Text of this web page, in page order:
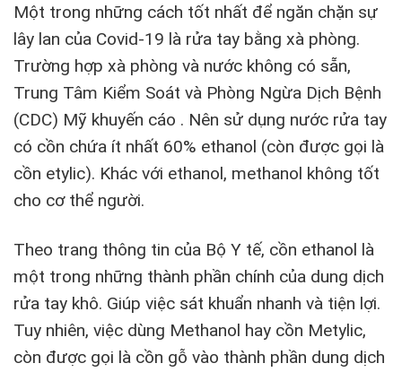
Một trong những cách tốt nhất để ngăn chặn sự
lây lan của Covid-19 là rửa tay bằng xà phòng.
Trường hợp xà phòng và nước không có sẵn,
Trung Tâm Kiểm Soát và Phòng Ngừa Dịch Bệnh
(CDC) Mỹ khuyến cáo . Nên sử dụng nước rửa tay
có cồn chứa ít nhất 60% ethanol (còn được gọi là
cồn etylic). Khác với ethanol, methanol không tốt
cho cơ thể người.
Theo trang thông tin của Bộ Y tế, cồn ethanol là
một trong những thành phần chính của dung dịch
rửa tay khô. Giúp việc sát khuẩn nhanh và tiện lợi.
Tuy nhiên, việc dùng Methanol hay cồn Metylic,
còn được gọi là cồn gỗ vào thành phần dung dịch